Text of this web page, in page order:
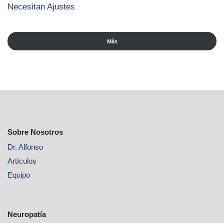
Necesitan Ajustes
Más
Sobre Nosotros
Dr. Alfonso
Artículos
Equipo
Neuropatía